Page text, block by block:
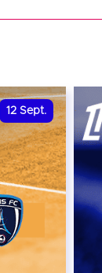
12 Sept.